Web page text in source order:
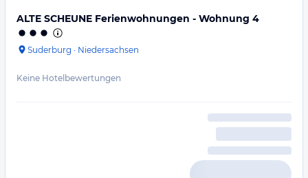
ALTE SCHEUNE Ferienwohnungen - Wohnung 4
Suderburg · Niedersachsen
Keine Hotelbewertungen